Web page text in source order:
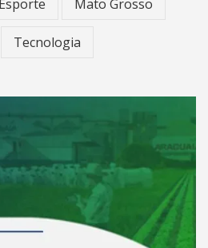
Esporte Mato Grosso
Tecnologia